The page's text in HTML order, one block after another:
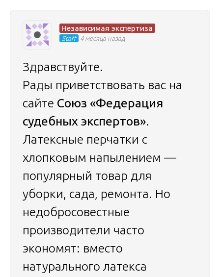
Независимая экспертиза
Staff 4 месяца назад
Здравствуйте.
Рады приветствовать вас на
сайте Союз «Федерация
судебных экспертов».
Латексные перчатки с
хлопковым напылением —
популярный товар для
уборки, сада, ремонта. Но
недобросовестные
производители часто
экономят: вместо
натурального латекса